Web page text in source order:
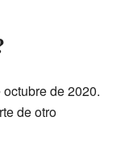
de 2020.
de otro